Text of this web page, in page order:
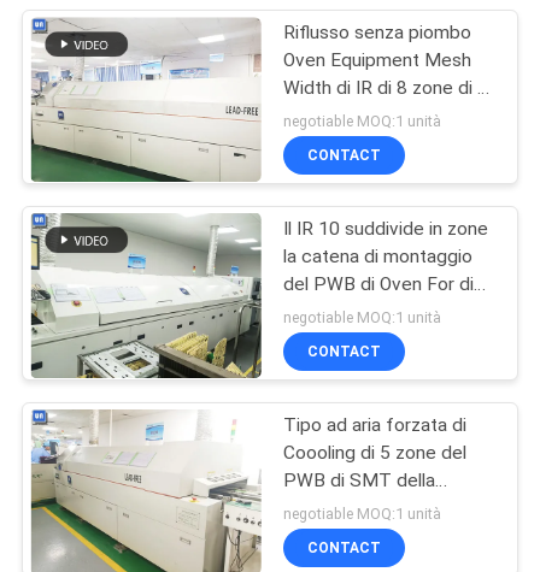
Scaricatore del
caricatore del PWB
Trasportatore del
PWB
45
Linea di produzione
Riflusso senza piombo
Oven Equipment Mesh
Width di IR di 8 zone di rf
800I 450mm
negotiable MOQ:1 unità
CONTACT
Il IR 10 suddivide in zone
la catena di montaggio
del PWB di Oven For di
riflusso di SMT
shockless nessun rumore
negotiable MOQ:1 unità
CONTACT
Tipo ad aria forzata di
Coooling di 5 zone del
PWB di SMT della
macchina senza piombo
di riflusso
negotiable MOQ:1 unità
CONTACT